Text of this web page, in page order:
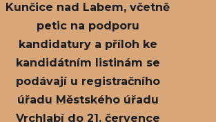
Kunčice nad Labem, včetně
petic na podporu
kandidatury a příloh ke
kandidátním listinám se
podávají u registračního
úřadu Městského úřadu
Vrchlabí do 21. července